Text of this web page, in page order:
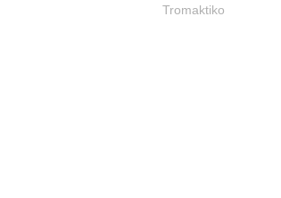
Tromaktiko